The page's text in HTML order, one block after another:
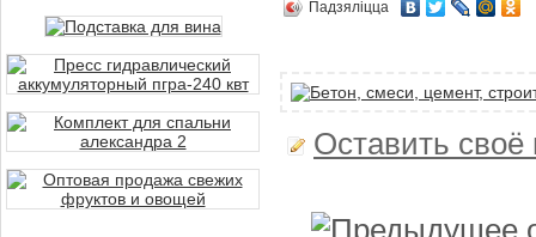
Падзяліцца
Оставить